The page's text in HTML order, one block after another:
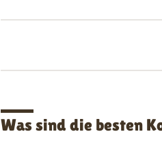
Was sind die besten